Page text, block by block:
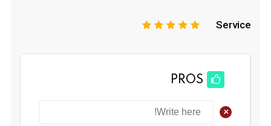
Service
5
4
3
2
PROS
+